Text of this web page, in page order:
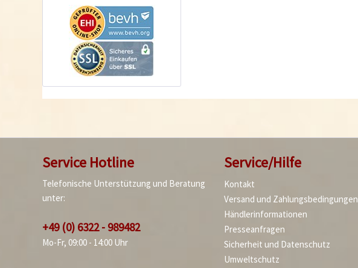
Service Hotline
Telefonische Unterstützung und Beratung
unter:
+49 (0) 6322 - 989482
Mo-Fr, 09:00 - 14:00 Uhr
Service/Hilfe
Kontakt
Versand und Zahlungsbedingungen
Händlerinformationen
Presseanfragen
Sicherheit und Datenschutz
Umweltschutz